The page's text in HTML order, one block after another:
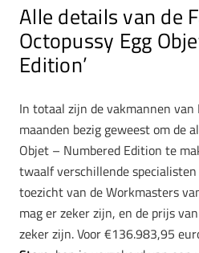
Alle details van de
Octopussy Egg
Edition’
In totaal zijn de vakmannen van
maanden bezig geweest om de
Objet – Numbered Edition te
twaalf verschillende
toezicht van de Workmasters
mag er zeker zijn, en de prijs
zeker zijn. Voor €136.983,95